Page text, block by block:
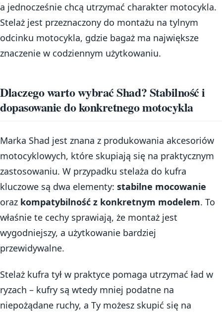
a jednocześnie chcą utrzymać charakter motocykla.
Stelaż jest przeznaczony do montażu na tylnym
odcinku motocykla, gdzie bagaż ma największe
znaczenie w codziennym użytkowaniu.
Dlaczego warto wybrać Shad? Stabilność i
dopasowanie do konkretnego motocykla
Marka Shad jest znana z produkowania akcesoriów
motocyklowych, które skupiają się na praktycznym
zastosowaniu. W przypadku stelaża do kufra
kluczowe są dwa elementy: stabilne mocowanie
oraz kompatybilność z konkretnym modelem. To
właśnie te cechy sprawiają, że montaż jest
wygodniejszy, a użytkowanie bardziej
przewidywalne.
Stelaż kufra tył w praktyce pomaga utrzymać ład w
ryzach – kufry są wtedy mniej podatne na
niepożądane ruchy, a Ty możesz skupić się na